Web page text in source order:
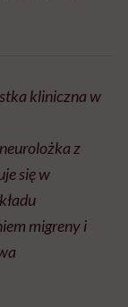
kliniczna w
z
się w
migreny i